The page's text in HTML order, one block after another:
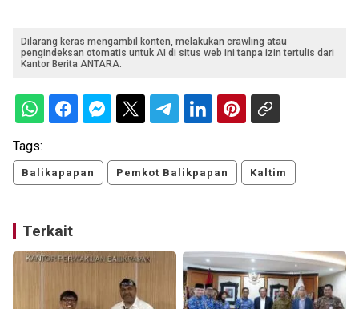
Dilarang keras mengambil konten, melakukan crawling atau
pengindeksan otomatis untuk AI di situs web ini tanpa izin tertulis dari
Kantor Berita ANTARA.
Tags:
Balikapapan Pemkot Balikpapan Kaltim
Terkait